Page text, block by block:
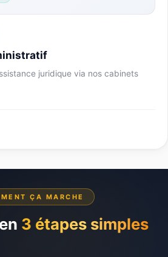
juridique via nos cabinets
ÇA MARCHE
3 étapes simples